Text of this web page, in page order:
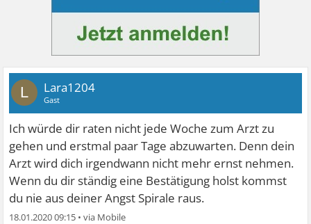
L Lara1204
Gast
Ich würde dir raten nicht jede Woche zum Arzt zu
gehen und erstmal paar Tage abzuwarten. Denn dein
Arzt wird dich irgendwann nicht mehr ernst nehmen.
Wenn du dir ständig eine Bestätigung holst kommst
du nie aus deiner Angst Spirale raus.
18.01.2020 09:15 •